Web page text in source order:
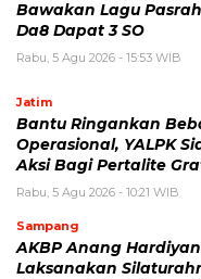
Bawakan Lagu
Da8 Dapat 3 SO
Rabu, 5 Agu 2026 - 15:53 WIB
Jatim
Bantu Ringankan
Operasional, YALPK
Aksi Bagi Pertalite
Rabu, 5 Agu 2026 - 10:21 WIB
Sampang
AKBP Anang
Laksanakan